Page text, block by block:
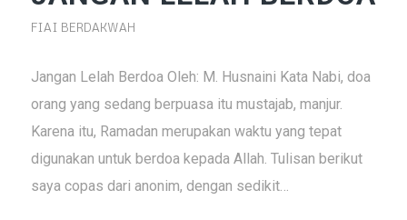
FIAI BERDAKWAH
Jangan Lelah Berdoa Oleh: M. Husnaini Kata Nabi, doa
orang yang sedang berpuasa itu mustajab, manjur.
Karena itu, Ramadan merupakan waktu yang tepat
digunakan untuk berdoa kepada Allah. Tulisan berikut
saya copas dari anonim, dengan sedikit…